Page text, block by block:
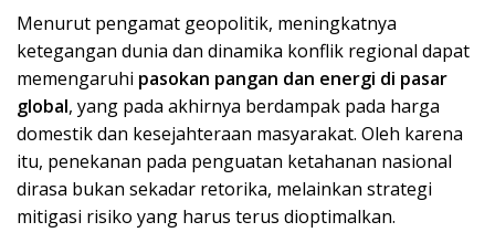
Menurut pengamat geopolitik, meningkatnya
ketegangan dunia dan dinamika konflik regional dapat
memengaruhi pasokan pangan dan energi di pasar
global, yang pada akhirnya berdampak pada harga
domestik dan kesejahteraan masyarakat. Oleh karena
itu, penekanan pada penguatan ketahanan nasional
dirasa bukan sekadar retorika, melainkan strategi
mitigasi risiko yang harus terus dioptimalkan.